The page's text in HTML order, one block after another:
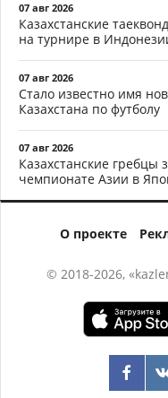
07 авг 2026
Казахстанские
на турнире в
07 авг 2026
Стало известно имя
Казахстана по футболу
07 авг 2026
Казахстанские гребцы
чемпионате Азии в
О проекте
© 2018-2026,